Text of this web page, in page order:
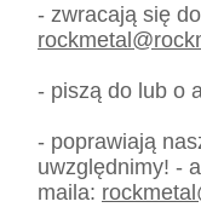
- zwracają się
rockmetal@
- piszą do lub o
- poprawiają
uwzględnimy! -
maila: rockmetal